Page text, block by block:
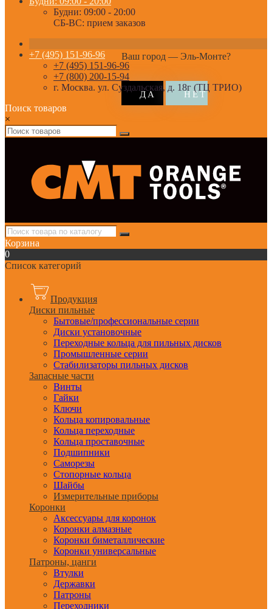
Будни: 09:00 - 20:00
СБ-ВС: прием заказов
Ваш город — Эль-Монте?
+7 (495) 151-96-96
+7 (495) 151-96-96
+7 (800) 200-15-94
г. Москва. ул. Суздальская, д. 18г (ТЦ ТРИО)
Поиск товаров
×
Корзина
0
Список категорий
Продукция
Диски пильные
Бытовые/профессиональные серии
Диски установочные
Переходные кольца для пильных дисков
Промышленные серии
Стабилизаторы пильных дисков
Запасные части
Винты
Гайки
Ключи
Кольца копировальные
Кольца переходные
Кольца проставочные
Подшипники
Саморезы
Стопорные кольца
Шайбы
Измерительные приборы
Коронки
Аксессуары для коронок
Коронки алмазные
Коронки биметаллические
Коронки универсальные
Патроны, цанги
Втулки
Державки
Патроны
Переходники